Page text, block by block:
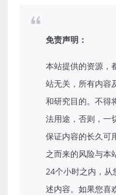
免责声明：
本站提供的资源，
站无关，所有内容
和研究目的。不得
法用途，否则，一
保证内容的长久可
之而来的风险与本
24个小时之内，从
述内容。如果您喜